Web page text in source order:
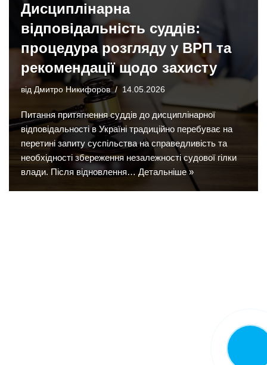
Дисциплінарна
відповідальність суддів:
процедура розгляду у ВРП та
рекомендації щодо захисту
від Дмитро Никифоров 14.05.2026
Питання притягнення суддів до дисциплінарної
відповідальності в Україні традиційно перебуває на
перетині запиту суспільства на справедливість та
необхідності збереження незалежності судової гілки
влади. Після відновлення… Детальніше »